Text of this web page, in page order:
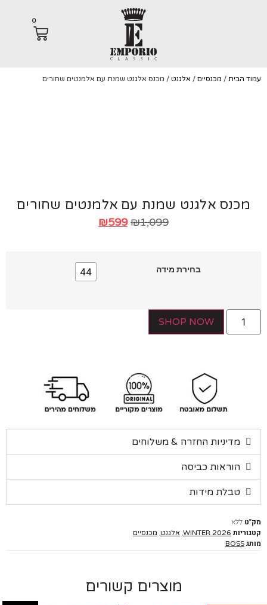
הבית/מכנסיים/אלגנט / מכנס אלגנט שמנת עם אלמנטים שחורים
אלגנט שמנת עם אלמנטים שחורים
₪1,099
₪599
בחירת מידה
SHOP NOW
מדיניות החזרה & משלוחים
הוראות כביסה
טבלת מידות
ללא
WINTER 2026
,אלגנט ,מכנסיים
BOSS
מוצרים קשורים